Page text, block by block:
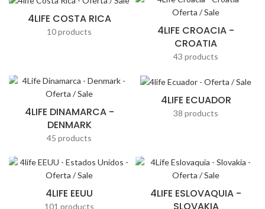
4LIFE COSTA RICA
10 products
4LIFE CROACIA -
CROATIA
43 products
4LIFE DINAMARCA -
DENMARK
45 products
4LIFE ECUADOR
38 products
4LIFE EEUU
101 products
4LIFE ESLOVAQUIA -